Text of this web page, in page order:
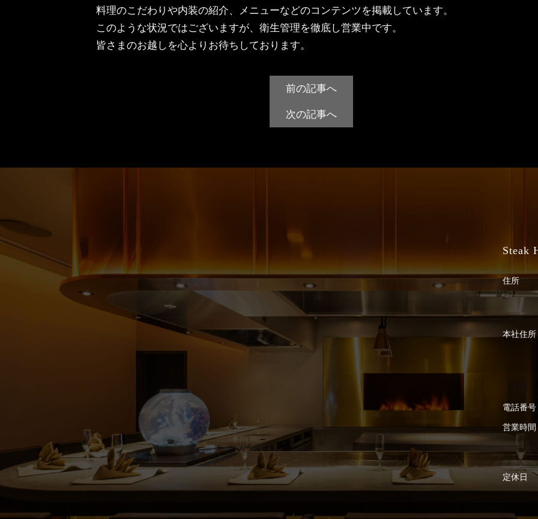
料理のこだわりや内装の紹介、メニューなどのコンテンツを掲載しています。
このような状況ではございますが、衛生管理を徹底し営業中です。
皆さまのお越しを心よりお待ちしております。
前の記事へ
次の記事へ
Steak
住所
本社住所
電話番号
営業時間
定休日